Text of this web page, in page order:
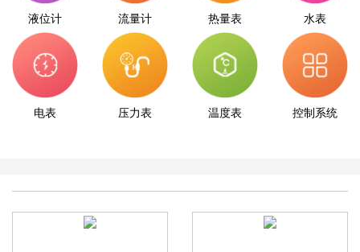
液位计 流量计 热量表 水表
电表 压力表 温度表 控制系统